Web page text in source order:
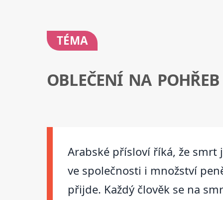
TÉMA
OBLEČENÍ NA POHŘEB
Arabské přísloví říká, že
ve společnosti i množství
přijde. Každý člověk se na